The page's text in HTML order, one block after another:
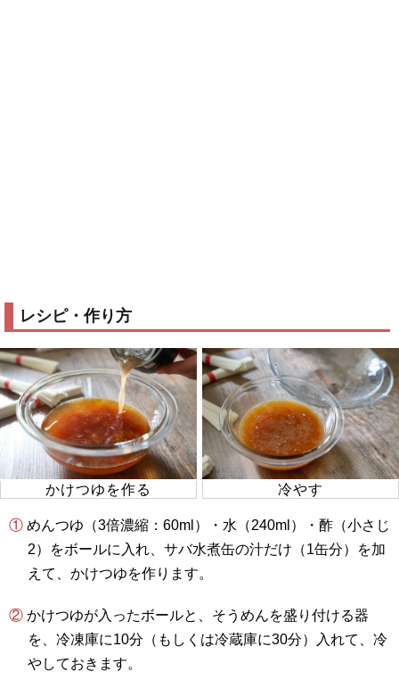
レシピ・作り方
かけつゆを作る 冷やす
① めんつゆ（3倍濃縮：60ml）・水（240ml）・酢（小さじ
2）をボールに入れ、サバ水煮缶の汁だけ（1缶分）を加
えて、かけつゆを作ります。
② かけつゆが入ったボールと、そうめんを盛り付ける器
を、冷凍庫に10分（もしくは冷蔵庫に30分）入れて、冷
やしておきます。